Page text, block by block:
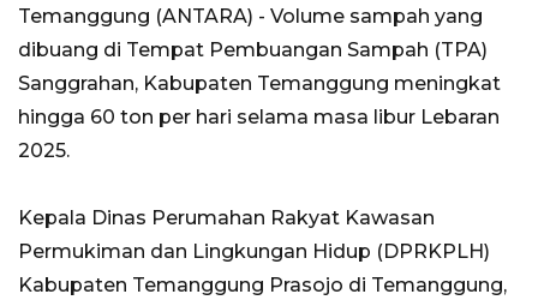
Temanggung (ANTARA) - Volume sampah yang
dibuang di Tempat Pembuangan Sampah (TPA)
Sanggrahan, Kabupaten Temanggung meningkat
hingga 60 ton per hari selama masa libur Lebaran
2025.
Kepala Dinas Perumahan Rakyat Kawasan
Permukiman dan Lingkungan Hidup (DPRKPLH)
Kabupaten Temanggung Prasojo di Temanggung,